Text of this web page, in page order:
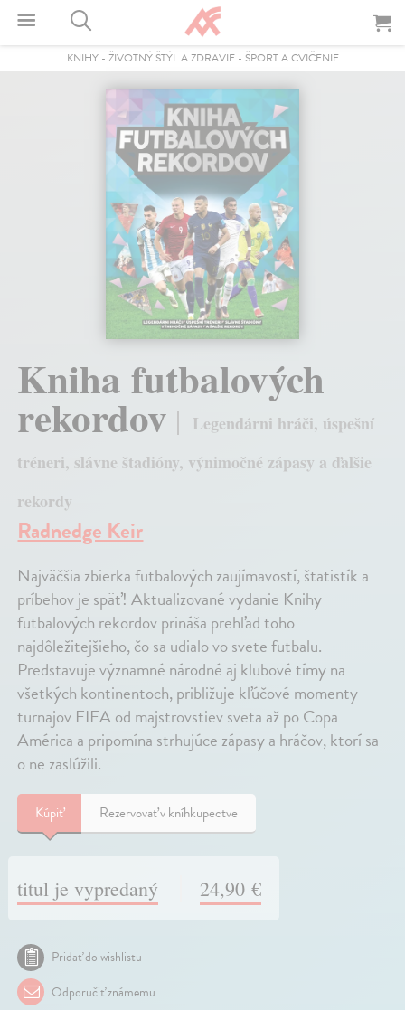
KNIHY- ŽIVOTNÝ ŠTÝL A ZDRAVIE- ŠPORT A CVIČENIE
Kniha futbalových
rekordov
Legendárni hráči, úspešní
tréneri, slávne štadióny, výnimočné zápasy a ďalšie
rekordy
Radnedge Keir
Najväčšia zbierka futbalových zaujímavostí, štatistík a
príbehov je späť! Aktualizované vydanie Knihy
futbalových rekordov prináša prehľad toho
najdôležitejšieho, čo sa udialo vo svete futbalu.
Predstavuje významné národné aj klubové tímy na
všetkých kontinentoch, približuje kľúčové momenty
turnajov FIFA od majstrovstiev sveta až po Copa
América a pripomína strhujúce zápasy a hráčov, ktorí sa
o ne zaslúžili.
Kúpiť Rezervovať v kníhkupectve
titul je vypredaný 24,90 €
Pridať do wishlistu
Odporučiť známemu